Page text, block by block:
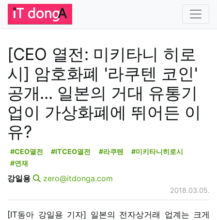
[CEO 열전: 미키타니 히로
시] 암호화폐 '라쿠텐 코인'
공개... 일본의 거대 유통기
업이 가상화폐에 뛰어든 이
유?
#CEO열전 #ITCEO열전 #라쿠텐
#미키타니히로시
#연재
강일용 zero@itdonga.com
2018.03.05.
[IT동아 강일용 기자] 일본의 전자상거래 업계는 크게